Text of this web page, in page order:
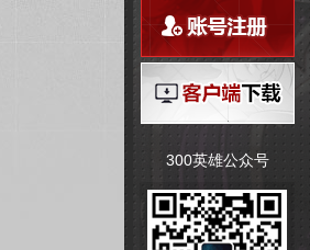
300英雄公众号